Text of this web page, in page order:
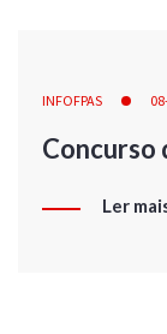
INFOFPAS
Concurso
Ler